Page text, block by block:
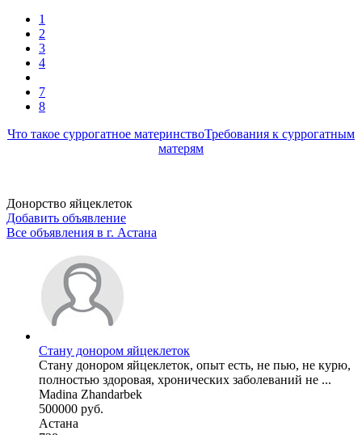
1
2
3
4
7
8
Что такое суррогатное материнствоТребования к суррогатным
матерям
Донорство яйцеклеток
Добавить объявление
Все объявления в г. Астана
Стану донором яйцеклеток
Стану донором яйцеклеток, опыт есть, не пью, не курю,
полностью здоровая, хронических заболеваний не ...
Madina Zhandarbek
500000 руб.
Астана